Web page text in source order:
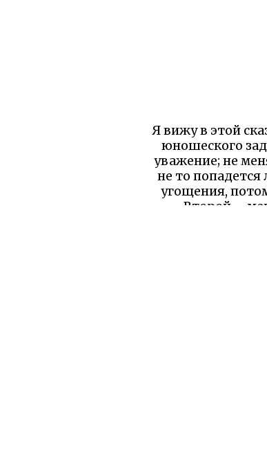
Я вижу в этой
юношеского
уважение; не
не то попадется
угощения,
Второй –